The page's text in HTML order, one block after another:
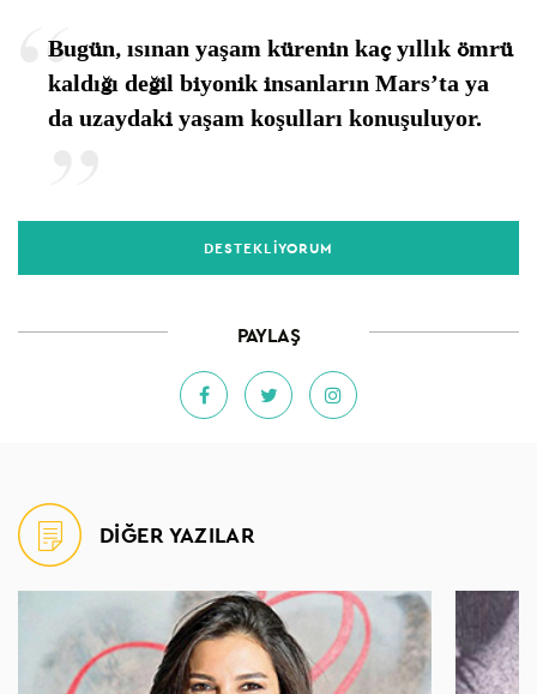
Bugün, ısınan yaşam kürenin kaç yıllık ömrü
kaldığı değil biyonik insanların Mars’ta ya
da uzaydaki yaşam koşulları konuşuluyor.
DESTEKLİYORUM
PAYLAŞ
DİĞER YAZILAR